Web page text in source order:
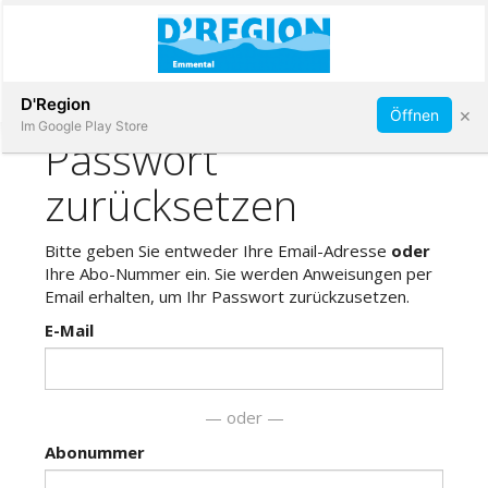
Immobilien
Veranstaltungen
Stellen
Abonnieren
D'Region
Im Google Play Store
Öffnen ×